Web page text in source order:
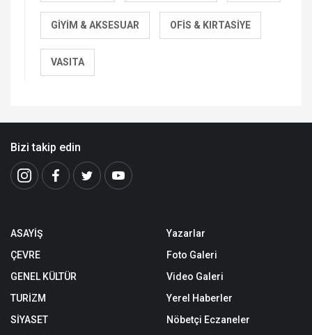
GIYIM & AKSESUAR OFIS & KIRTASIYE
VASITA
Bizi takip edin
ASAYİŞ
ÇEVRE
GENEL KÜLTÜR
TURİZM
SİYASET
Yazarlar
Foto Galeri
Video Galeri
Yerel Haberler
Nöbetçi Eczaneler